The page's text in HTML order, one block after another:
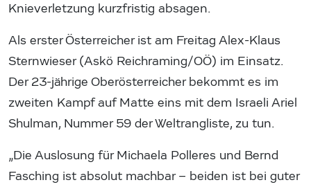
Knieverletzung kurzfristig absagen.
Als erster Österreicher ist am Freitag Alex-Klaus
Sternwieser (Askö Reichraming/OÖ) im Einsatz.
Der 23-jährige Oberösterreicher bekommt es im
zweiten Kampf auf Matte eins mit dem Israeli Ariel
Shulman, Nummer 59 der Weltrangliste, zu tun.
„Die Auslosung für Michaela Polleres und Bernd
Fasching ist absolut machbar – beiden ist bei guter